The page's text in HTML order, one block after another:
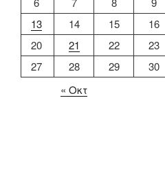
13
14 15 16
20
21 22 23
27
28 29
30
« Οκτ